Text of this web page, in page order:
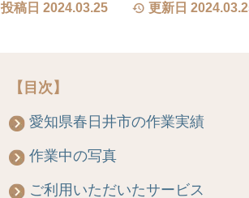
投稿日 2024.03.25 更新日
【目次】
愛知県春日井市の作業実績
作業中の写真
ご利用いただいたサービス